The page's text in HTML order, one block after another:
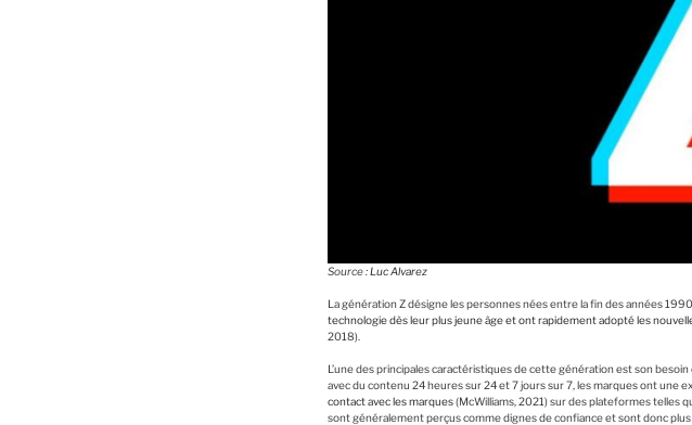
Source :Luc Alvarez
La génération Z désigne les personnes nées entre la fin des années
technologie dès leur plus jeune âge et ont rapidement adopté les
2018).
L’une des principales caractéristiques de cette génération est son
avec du contenu 24 heures sur 24 et 7 jours sur 7, les marques ont une
contact avec les marques(McWilliams, 2021) sur des plateformes telles
sont généralement perçus comme dignes de confiance et sont donc